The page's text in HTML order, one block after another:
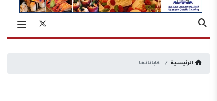
الرئيسية كابانانغا